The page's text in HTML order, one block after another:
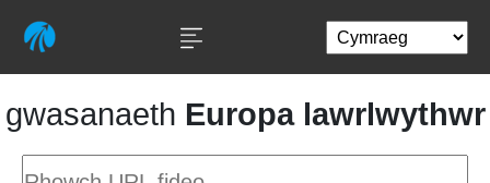
gwasanaeth Europa lawrlwythwr